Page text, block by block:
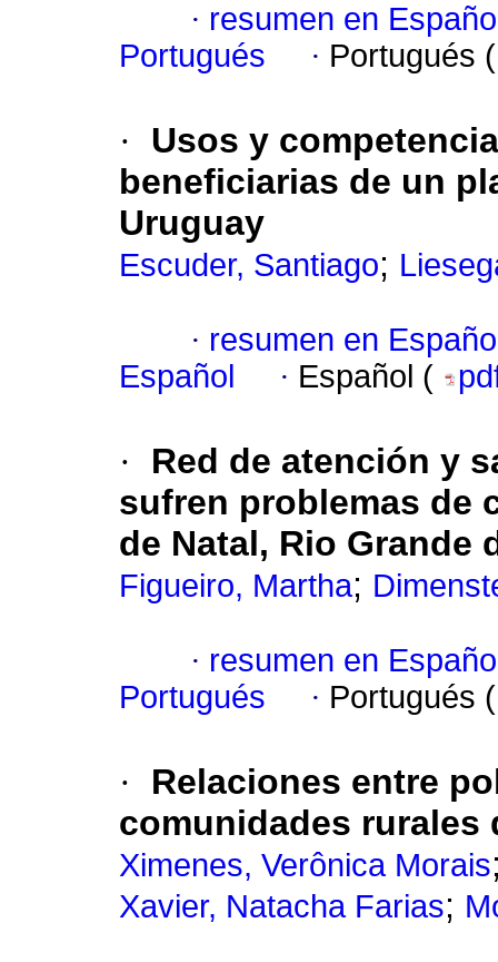
· resumen en
Portugués
· Portugués
·
Usos y
beneficiarias de un
Uruguay
Escuder, Santiago;
· resumen en
Español
· Español (
·
Red de atención y
sufren problemas de
de Natal, Rio Grande
Figueiro, Martha;
· resumen en
Portugués
· Portugués
·
Relaciones entre
comunidades rurales
Ximenes, Verônica Morais
Xavier, Natacha Farias;